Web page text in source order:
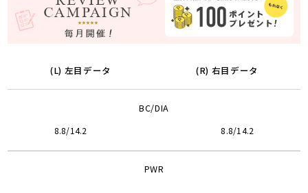
(L) 左目データ (R) 右目データ
BC/DIA
8.8/14.2 8.8/14.2
PWR